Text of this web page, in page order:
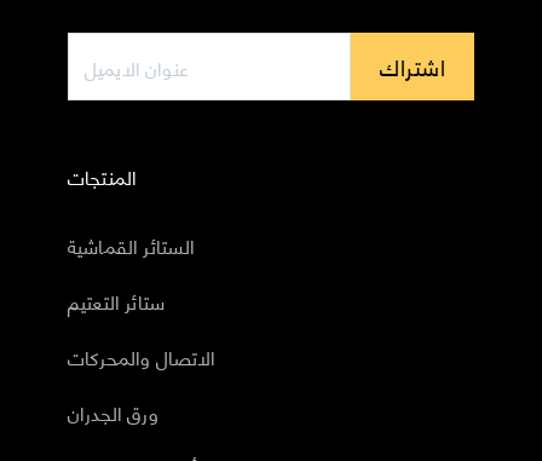
اشتراك
المنتجات
الستائر القماشية
ستائر التعتيم
الاتصال والمحركات
ورق الجدران